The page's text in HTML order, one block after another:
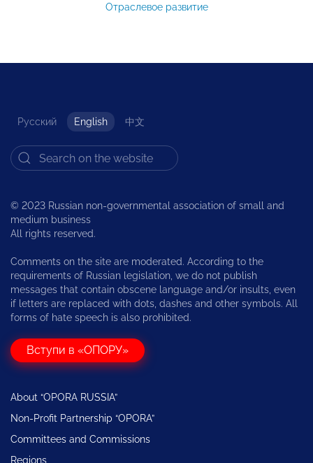
Отраслевое развитие
Русский English 中文
© 2023 Russian non-governmental association of small and
medium business
All rights reserved.
Comments on the site are moderated. According to the
requirements of Russian legislation, we do not publish
messages that contain obscene language and/or insults, even
if letters are replaced with dots, dashes and other symbols. All
forms of hate speech is also prohibited.
Вступи в «ОПОРУ»
About “OPORA RUSSIA”
Non-Profit Partnership “OPORA”
Committees and Commissions
Regions